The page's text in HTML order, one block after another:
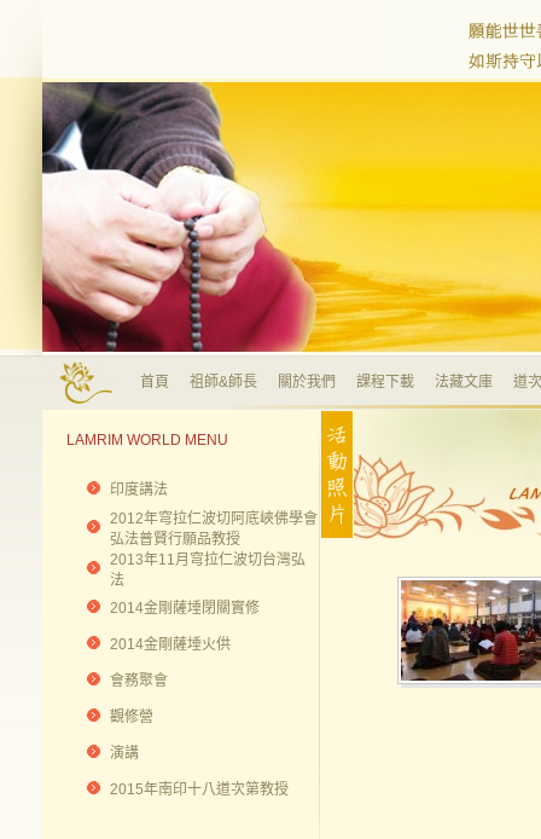
首頁 祖師&師長 關於我們 課程下載 法藏文庫 道
LAMRIM WORLD MENU
印度講法
2012年穹拉仁波切阿底峽佛學會
弘法普賢行願品教授
2013年11月穹拉仁波切台灣弘
法
2014金剛薩埵閉關實修
2014金剛薩埵火供
會務聚會
觀修營
演講
2015年南印十八道次第教授